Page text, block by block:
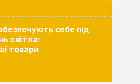
себе під
світла:
товари